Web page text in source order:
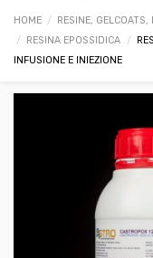
HOME RESINE,
RESINA EPOSSIDICA
INFUSIONE E INIEZIONE